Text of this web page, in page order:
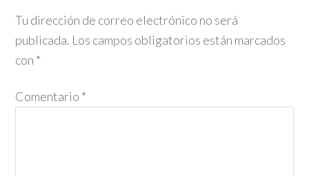
Tu dirección de correo electrónico no será
publicada. Los campos obligatorios están marcados
con *
Comentario *